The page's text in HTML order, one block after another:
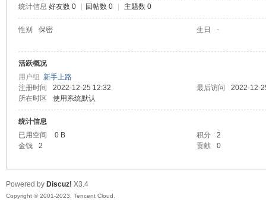
统计信息 好友数 0 回帖数 0 主题数 0
性别 保密 生日 -
活跃概况
用户组 新手上路
注册时间
2022-12-25 12:32 最后访问
2022-12-
所在时区
使用系统默认
统计信息
已用空间
0 B 积分
2
金钱
2 贡献 0
Powered by Discuz! X3.4
Copyright © 2001-2023, Tencent Cloud.